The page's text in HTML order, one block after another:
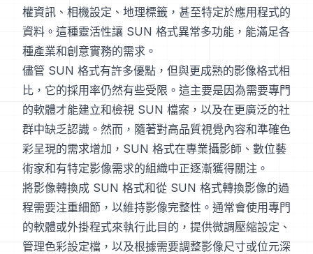
權資訊、相機設定、地理標籤，甚至特定於應用程式的
資料。這種靈活性讓 SUN 格式異常多功能，能滿足各
種產業和創意實務的需求。
儘管 SUN 格式有許多優點，但與更成熟的影像格式相
比，它的採用率仍然有些受限。這主要是因為需要專門
的軟體才能建立和檢視 SUN 檔案，以及在更廣泛的社
群中缺乏認識。然而，隨著對高品質視覺內容和準確色
彩呈現的需求增加，SUN 格式在專業攝影師、數位藝
術家和有特定影像需求的組織中正逐漸獲得關注。
將影像轉換成 SUN 格式和從 SUN 格式轉換影像的過
程需要注重細節，以維持影像完整性。通常會使用專門
的軟體或外掛程式來執行此目的，提供微調壓縮設定、
管理色彩設定檔，以及根據需要調整影像尺寸或位元深